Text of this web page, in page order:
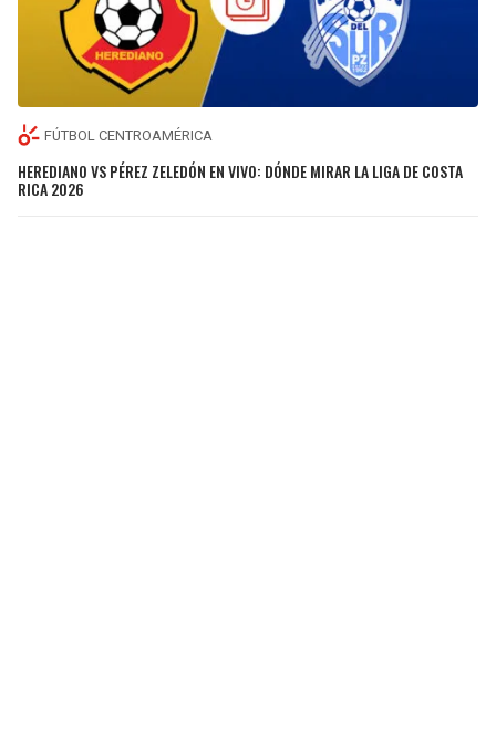
FÚTBOL CENTROAMÉRICA
HEREDIANO VS PÉREZ ZELEDÓN EN VIVO: DÓNDE MIRAR LA LIGA DE COSTA
RICA 2026